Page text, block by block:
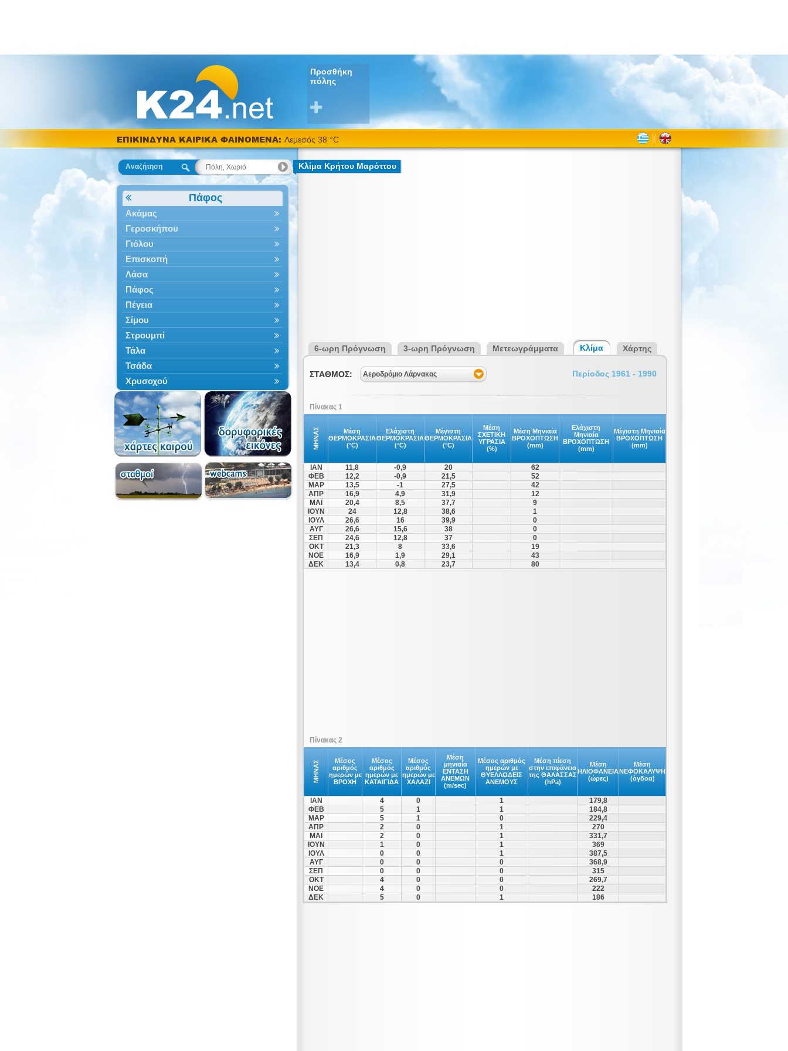
Προσθήκη
πόλης
ΕΠΙΚΙΝΔΥΝΑ ΚΑΙΡΙΚΑ ΦΑΙΝΟΜΕΝΑ: Λεμεσός 38 °C
Αναζήτηση
Πάφος
Ακάμας
Γεροσκήπου
Γιόλου
Επισκοπή
Λάσα
Πάφος
Πέγεια
Σίμου
Στρουμπί
Τάλα
Τσάδα
Χρυσοχού
Κλίμα Κρήτου Μαρόττου
6-ωρη Πρόγνωση 3-ωρη Πρόγνωση Μετεωγράμματα Κλίμα Χάρτης
ΣΤΑΘΜΟΣ: Αεροδρόμιο Λάρνακας Περίοδος 1961 - 1990
Πίνακας 1
ΜΗΝΑΣ
Μέση
ΘΕΡΜΟΚΡΑΣΙΑ
(°C)
Ελάχιστη
ΘΕΡΜΟΚΡΑΣΙΑ
(°C)
Μέγιστη
ΘΕΡΜΟΚΡΑΣΙΑ
(°C)
Μέση
ΣΧΕΤΙΚΗ
ΥΓΡΑΣΙΑ
(%)
Μέση Μηνιαία
ΒΡΟΧΟΠΤΩΣΗ
(mm)
Ελάχιστη
Μηνιαία
ΒΡΟΧΟΠΤΩΣΗ
(mm)
Μέγιστη Μηνιαία
ΒΡΟΧΟΠΤΩΣΗ
(mm)
ΙΑΝ 11,8 -0,9 20
62
ΦΕΒ
12,2 -0,9 21,5
52
ΜΑΡ
13,5 -1 27,5
42
ΑΠΡ
16,9 4,9 31,9
12
ΜΑΪ
20,4 8,5 37,7
9
ΙΟΥΝ
24 12,8 38,6
1
ΙΟΥΛ
26,6 16 39,9
0
ΑΥΓ
26,6 15,6 38
0
ΣΕΠ
24,6 12,8 37
0
ΟΚΤ
21,3 8 33,6
19
ΝΟΕ
16,9 1,9 29,1
43
ΔΕΚ
13,4 0,8 23,7 80
Πίνακας 2
ΜΗΝΑΣ
Μέσος
αριθμός
ημερών με
ΒΡΟΧΗ
Μέσος
αριθμός
ημερών με
ΚΑΤΑΙΓΙΔΑ
Μέσος
αριθμός
ημερών με
ΧΑΛΑΖΙ
Μέση
μηνιαία
ΕΝΤΑΣΗ
ΑΝΕΜΩΝ
(m/sec)
Μέσος αριθμός
ημερών με
ΘΥΕΛΛΩΔΕΙΣ
ΑΝΕΜΟΥΣ
Μέση πίεση
στην επιφάνεια
της ΘΑΛΑΣΣΑΣ
(hPa)
Μέση
ΗΛΙΟΦΑΝΕΙΑ
(ώρες)
Μέση
ΝΕΦΟΚΑΛΥΨΗ
(όγδοα)
ΙΑΝ 4 0 1
179,8
ΦΕΒ
5 1 1
184,8
ΜΑΡ
5 1 0
229,4
ΑΠΡ
2 0 1
270
ΜΑΪ
2 0 1
331,7
ΙΟΥΝ
1 0 1
369
ΙΟΥΛ
0 0 1
387,5
ΑΥΓ
0 0 0
368,9
ΣΕΠ
0 0 0
315
ΟΚΤ
4 0 0
269,7
ΝΟΕ
4 0 0
222
ΔΕΚ
5 0 1 186